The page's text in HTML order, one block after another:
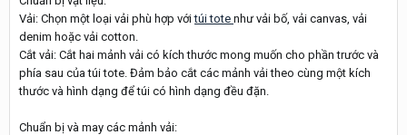
Vải: Chọn một loại vải phù hợp vớitúi tote như vải bố, vải canvas, vải
denim hoặc vải cotton.
Cắt vải: Cắt hai mảnh vải có kích thước mong muốn cho phần trước và
phía sau của túi tote. Đảm bảo cắt các mảnh vải theo cùng một kích
thước và hình dạng để túi có hình dạng đều đặn.
Chuẩn bị và may các mảnh vải: